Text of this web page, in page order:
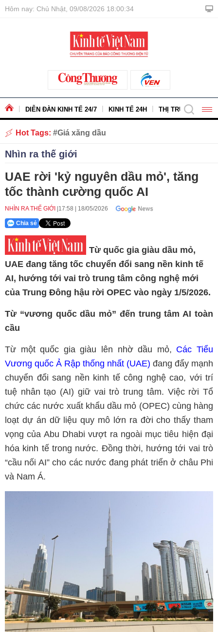
Hôm nay: Chủ Nhật, 09/08/2026 18:00:35
DIỄN ĐÀN KINH TẾ 24/7 KINH TẾ 24H THỊ TRƯỜNG -
Hot Tags: Giá xăng dầu
Nhìn ra thế giới
UAE rời 'kỷ nguyên dầu mỏ', tăng
tốc thành cường quốc AI
NHÌN RA THẾ GIỚI 17:58 18/05/2026
Chia sẻ
Từ quốc gia giàu dầu mỏ,
UAE đang tăng tốc chuyển đổi sang nền kinh tế
AI, hướng tới vai trò trung tâm công nghệ mới
của Trung Đông hậu rời OPEC vào ngày 1/5/2026.
Từ “vương quốc dầu mỏ” đến trung tâm AI toàn
cầu
Từ một quốc gia giàu lên nhờ dầu mỏ, Các Tiểu
Vương quốc Ả Rập thống nhất (UAE) đang đẩy mạnh
chuyển đổi sang nền kinh tế công nghệ cao, với trí
tuệ nhân tạo (AI) giữ vai trò trung tâm. Việc rời Tổ
chức các nước xuất khẩu dầu mỏ (OPEC) cùng hàng
loạt dự án dữ liệu quy mô lớn ra đời cho thấy tham
vọng của Abu Dhabi vượt ra ngoài mục tiêu hiện đại
hóa kinh tế trong nước. Đồng thời, hướng tới vai trò
“cầu nối AI” cho các nước đang phát triển ở châu Phi
và Nam Á.